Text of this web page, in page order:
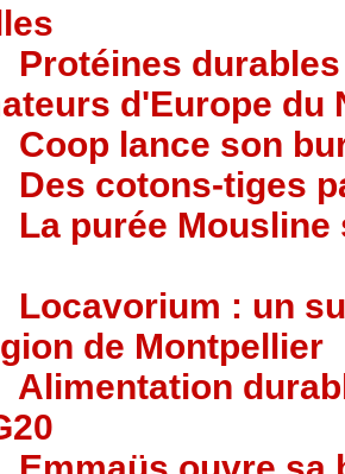
Protéines
d'Europe du
Coop lance son
Des cotons-tiges
La purée
Locavorium : un
de Montpellier
Alimentation